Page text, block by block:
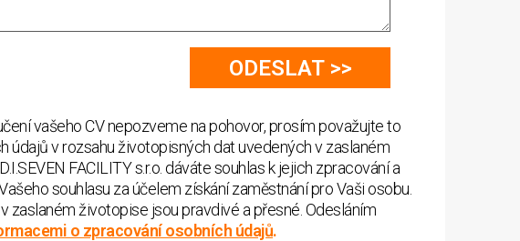
vašeho CV nepozveme na pohovor, prosím považujte to
údajů v rozsahu životopisných dat uvedených v zaslaném
FACILITY s.r.o. dáváte souhlas k jejich zpracování a
souhlasu za účelem získání zaměstnání pro Vaši osobu.
zaslaném životopise jsou pravdivé a přesné. Odesláním
o zpracování osobních údajů.